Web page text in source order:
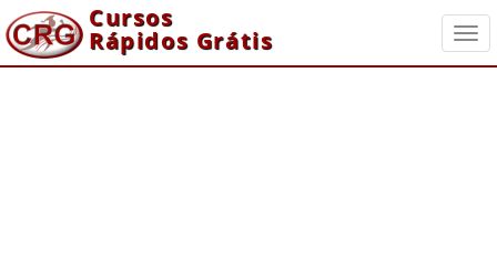
Cursos
Rápidos Grátis